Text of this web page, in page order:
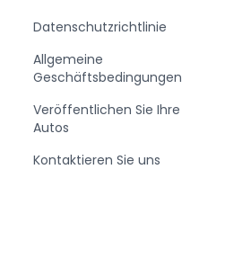
Datenschutzrichtlinie
Allgemeine
Geschäftsbedingungen
Veröffentlichen Sie Ihre
Autos
Kontaktieren Sie uns